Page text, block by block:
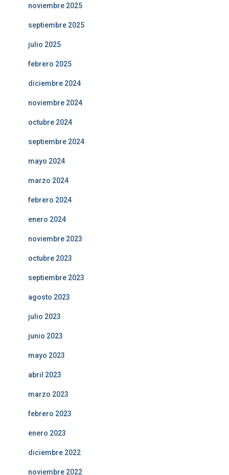
noviembre 2025
septiembre 2025
julio 2025
febrero 2025
diciembre 2024
noviembre 2024
octubre 2024
septiembre 2024
mayo 2024
marzo 2024
febrero 2024
enero 2024
noviembre 2023
octubre 2023
septiembre 2023
agosto 2023
julio 2023
junio 2023
mayo 2023
abril 2023
marzo 2023
febrero 2023
enero 2023
diciembre 2022
noviembre 2022